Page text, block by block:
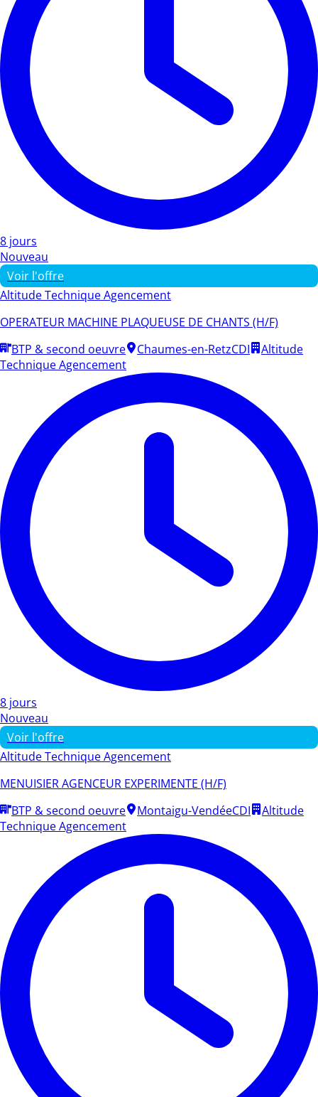
8 jours
Nouveau
Voir l'offre
Altitude Technique Agencement
OPERATEUR MACHINE PLAQUEUSE DE CHANTS (H/F)
BTP & second oeuvre
Chaumes-en-RetzCDI
Altitude
Technique Agencement
8 jours
Nouveau
Voir l'offre
Altitude Technique Agencement
MENUISIER AGENCEUR EXPERIMENTE (H/F)
BTP & second oeuvre
Montaigu-VendéeCDI
Altitude
Technique Agencement